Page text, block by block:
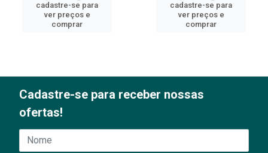
cadastre-se para
ver preços e
comprar
cadastre-se para
ver preços e
comprar
Cadastre-se para receber nossas
ofertas!